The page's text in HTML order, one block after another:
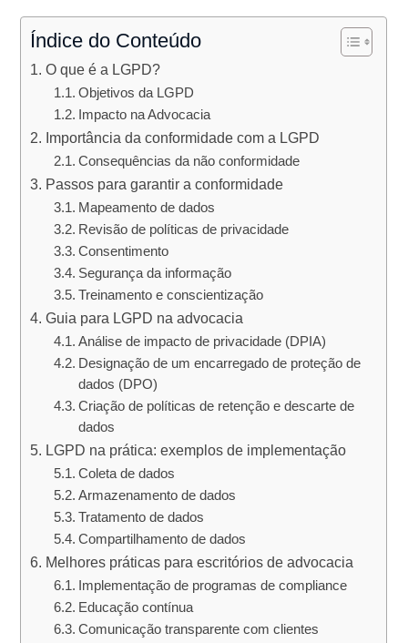
Índice do Conteúdo
O que é a LGPD?
Objetivos da LGPD
Impacto na Advocacia
Importância da conformidade com a LGPD
Consequências da não conformidade
Passos para garantir a conformidade
Mapeamento de dados
Revisão de políticas de privacidade
Consentimento
Segurança da informação
Treinamento e conscientização
Guia para LGPD na advocacia
Análise de impacto de privacidade (DPIA)
Designação de um encarregado de proteção de
dados (DPO)
Criação de políticas de retenção e descarte de
dados
LGPD na prática: exemplos de implementação
Coleta de dados
Armazenamento de dados
Tratamento de dados
Compartilhamento de dados
Melhores práticas para escritórios de advocacia
Implementação de programas de compliance
Educação contínua
Comunicação transparente com clientes